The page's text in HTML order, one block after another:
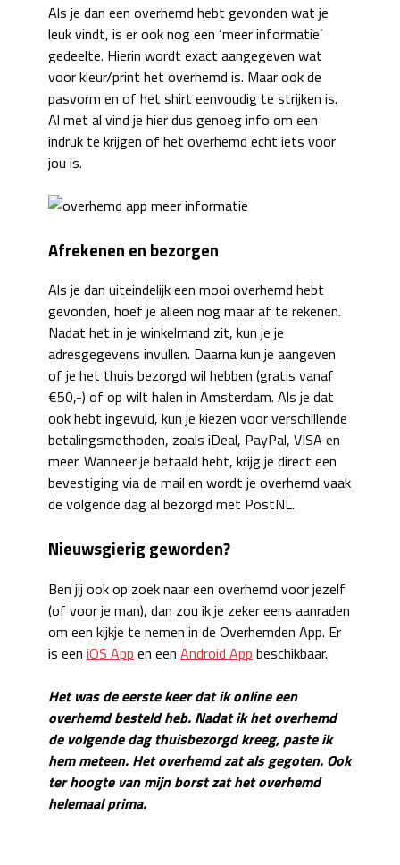
Als je dan een overhemd hebt gevonden wat je
leuk vindt, is er ook nog een ‘meer informatie’
gedeelte. Hierin wordt exact aangegeven wat
voor kleur/print het overhemd is. Maar ook de
pasvorm en of het shirt eenvoudig te strijken is.
Al met al vind je hier dus genoeg info om een
indruk te krijgen of het overhemd echt iets voor
jou is.
Afrekenen en bezorgen
Als je dan uiteindelijk een mooi overhemd hebt
gevonden, hoef je alleen nog maar af te rekenen.
Nadat het in je winkelmand zit, kun je je
adresgegevens invullen. Daarna kun je aangeven
of je het thuis bezorgd wil hebben (gratis vanaf
€50,-) of op wilt halen in Amsterdam. Als je dat
ook hebt ingevuld, kun je kiezen voor verschillende
betalingsmethoden, zoals iDeal, PayPal, VISA en
meer. Wanneer je betaald hebt, krijg je direct een
bevestiging via de mail en wordt je overhemd vaak
de volgende dag al bezorgd met PostNL.
Nieuwsgierig geworden?
Ben jij ook op zoek naar een overhemd voor jezelf
(of voor je man), dan zou ik je zeker eens aanraden
om een kijkje te nemen in de Overhemden App. Er
is een iOS App en een Android App beschikbaar.
Het was de eerste keer dat ik online een
overhemd besteld heb. Nadat ik het overhemd
de volgende dag thuisbezorgd kreeg, paste ik
hem meteen. Het overhemd zat als gegoten. Ook
ter hoogte van mijn borst zat het overhemd
helemaal prima.